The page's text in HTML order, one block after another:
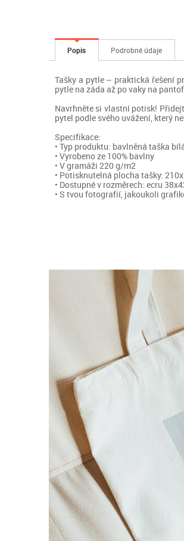
Popis Podrobné údaje
Tašky a pytle – praktická řešení
pytle na záda až po vaky na
Navrhněte si vlastní potisk!
pytel podle svého uvážení, který
Specifikace:
• Typ produktu: bavlněná taška
• Vyrobeno ze 100% bavlny
• V gramáži 220 g/m2
• Potisknutelná plocha tašky:
• Dostupné v rozměrech: ecru
• S tvou fotografií, jakoukoli